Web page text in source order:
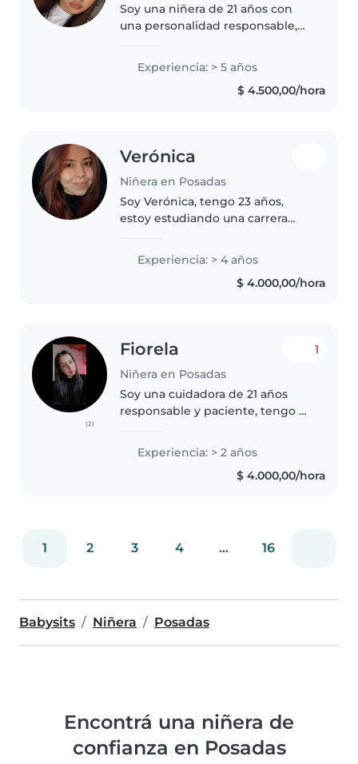
Soy una niñera de 21 años con
una personalidad responsable,
leyendo a los niños, haciendo
manualidades y jugando con
ellos. Tengo experiencia
Experiencia: > 5 años
$ 4.500,00/hora
Verónica
Niñera en Posadas
Soy Verónica, tengo 23 años,
estoy estudiando una carrera
bebés y los niños. Tengo mucha
paciencia, me divierto con los
chicos y sé cocinar. Tengo
Experiencia: > 4 años
$ 4.000,00/hora
(2)
Fiorela
Niñera en Posadas
1
Soy una cuidadora de 21 años
responsable y paciente, tengo 2
cuidando niños de edades entre
preescolar y primaria. Me
Experiencia: > 2 años
$ 4.000,00/hora
1 2 3 4 ... 16
Babysits Niñera Posadas
Encontrá una niñera de
confianza en Posadas